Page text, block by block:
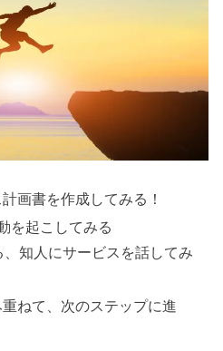
画書を作成してみる！
を起こしてみる
、知人にサービスを話してみ
ねて、次のステップに進